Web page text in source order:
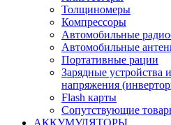
Толщиномеры
Компрессоры
Автомобильные
Автомобильные
Портативные рации
Зарядные устройства
напряжения
Flash карты
Сопутствующие
АККУМУЛЯТОРЫ